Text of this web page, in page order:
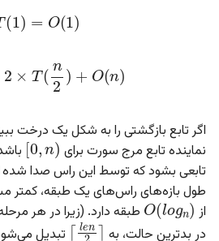
(1) = O(1)
2 ×T(n2) + O(n )
اگر تابع بازگشتی را به شکل یک درخت
نماینده تابع مرج سورت برای
[
0
,
n
)
تابعی بشود که توسط این راس صدا
طول بازه‌های راس‌های یک طبقه، کمتر
از
O(logn)
طبقه دارد. (زیرا در هر
در بدترین حالت، به
⌈
len2
⌉